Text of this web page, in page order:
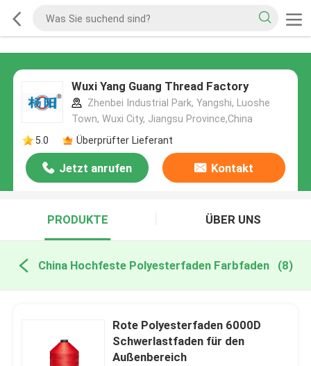
Wuxi Yang Guang Thread Factory
Zhenbei Industrial Park, Yangshi, Luoshe
Town, Wuxi City, Jiangsu Province,China
5.0
Überprüfter Lieferant
Jetzt anrufen Kontakt
PRODUKTE ÜBER UNS
China Hochfeste Polyesterfaden Farbfaden (8)
Rote Polyesterfaden 6000D
Schwerlastfaden für den
Außenbereich